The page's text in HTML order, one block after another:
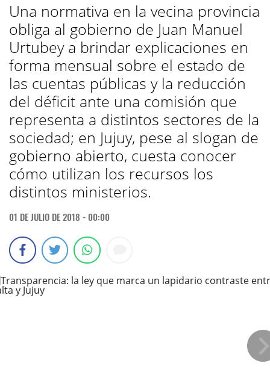
Una normativa en la vecina provincia
obliga al gobierno de Juan Manuel
Urtubey a brindar explicaciones en
forma mensual sobre el estado de
las cuentas públicas y la reducción
del déficit ante una comisión que
representa a distintos sectores de la
sociedad; en Jujuy, pese al slogan de
gobierno abierto, cuesta conocer
cómo utilizan los recursos los
distintos ministerios.
01 DE JULIO DE 2018 - 00:00